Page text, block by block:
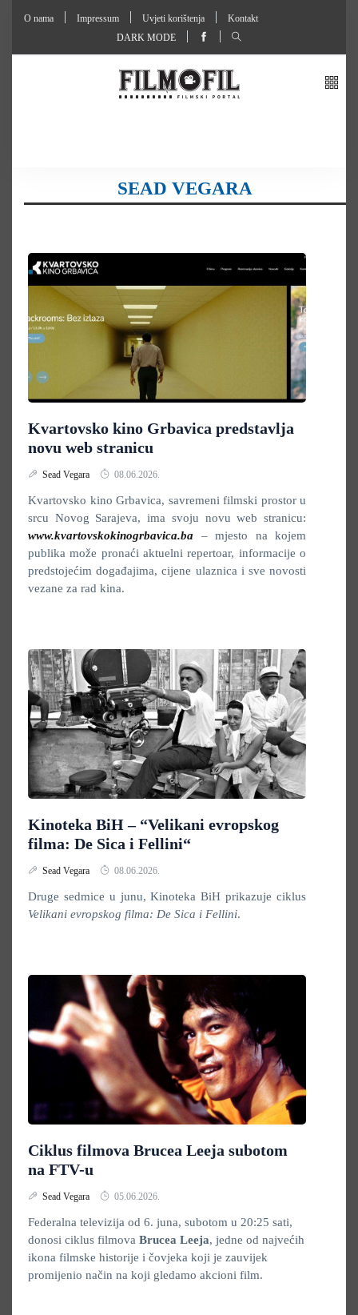
O nama Impressum Uvjeti korištenja
Kontakt
DARK MODE
SEAD VEGARA
Kvartovsko kino Grbavica predstavlja
novu web stranicu
Sead Vegara 08.06.2026.
Kvartovsko kino Grbavica, savremeni filmski prostor u
srcu Novog Sarajeva, ima svoju novu web stranicu:
www.kvartovskokinogrbavica.ba – mjesto na kojem
publika može pronaći aktuelni repertoar, informacije o
predstojećim događajima, cijene ulaznica i sve novosti
vezane za rad kina.
Kinoteka BiH – “Velikani evropskog
filma: De Sica i Fellini“
Sead Vegara 08.06.2026.
Druge sedmice u junu, Kinoteka BiH prikazuje ciklus
Velikani evropskog filma: De Sica i Fellini.
Ciklus filmova Brucea Leeja subotom
na FTV-u
Sead Vegara 05.06.2026.
Federalna televizija od 6. juna, subotom u 20:25 sati,
donosi ciklus filmova Brucea Leeja, jedne od najvećih
ikona filmske historije i čovjeka koji je zauvijek
promijenio način na koji gledamo akcioni film.